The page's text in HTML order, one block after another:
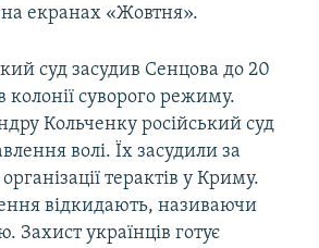
на екранах «Жовтня».
суд засудив Сенцова до 20
колонії суворого режиму.
Кольченку російський суд
волі. Їх засудили за
терактів у Криму.
відкидають, називаючи
Захист українців готує